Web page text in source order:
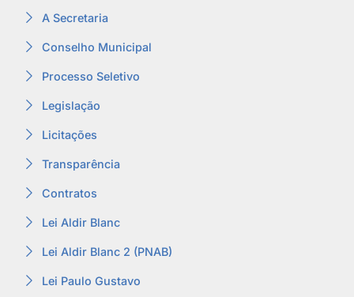
A Secretaria
Conselho Municipal
Processo Seletivo
Legislação
Licitações
Transparência
Contratos
Lei Aldir Blanc
Lei Aldir Blanc 2 (PNAB)
Lei Paulo Gustavo